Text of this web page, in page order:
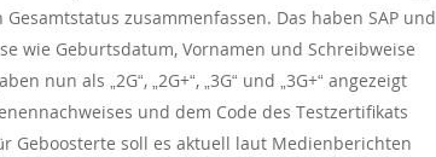
zusammenfassen. Das haben SAP und
wie Geburtsdatum, Vornamen und Schreibweise
als „2G“, „2G+“, „3G“ und „3G+“ angezeigt
und dem Code des Testzertifikats
Geboosterte soll es aktuell laut Medienberichten